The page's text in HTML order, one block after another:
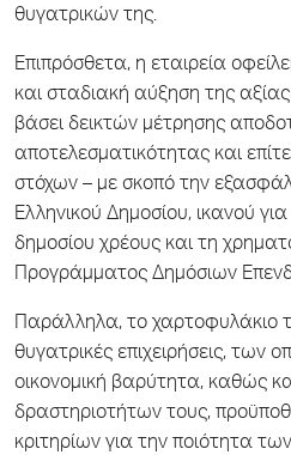
θυγατρικών της.
Επιπρόσθετα, η εταιρεία
και σταδιακή αύξηση της
βάσει δεικτών μέτρησης
αποτελεσματικότητας και
στόχων – με σκοπό την
Ελληνικού Δημοσίου, ικανού
δημοσίου χρέους και τη
Προγράμματος Δημόσιων
Παράλληλα, το χαρτοφυλάκιο
θυγατρικές επιχειρήσεις, των
οικονομική βαρύτητα, καθώς
δραστηριοτήτων τους,
κριτηρίων για την ποιότητα